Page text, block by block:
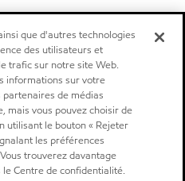
que d'autres technologies
des utilisateurs et
trafic sur notre site Web.
informations sur votre
de médias
mais vous pouvez choisir de
utilisant le bouton « Rejeter
les préférences
trouverez davantage
Centre de confidentialité.